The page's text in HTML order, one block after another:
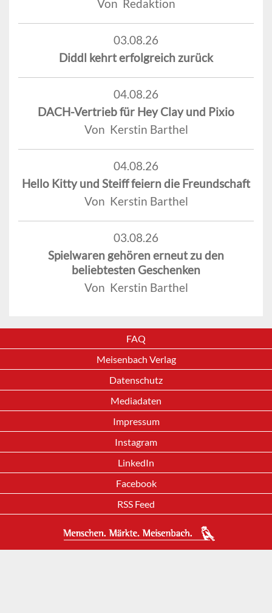
Von Redaktion
03.08.26
Diddl kehrt erfolgreich zurück
04.08.26
DACH-Vertrieb für Hey Clay und Pixio
Von Kerstin Barthel
04.08.26
Hello Kitty und Steiff feiern die Freundschaft
Von Kerstin Barthel
03.08.26
Spielwaren gehören erneut zu den
beliebtesten Geschenken
Von Kerstin Barthel
FAQ
Meisenbach Verlag
Datenschutz
Mediadaten
Impressum
Instagram
LinkedIn
Facebook
RSS Feed